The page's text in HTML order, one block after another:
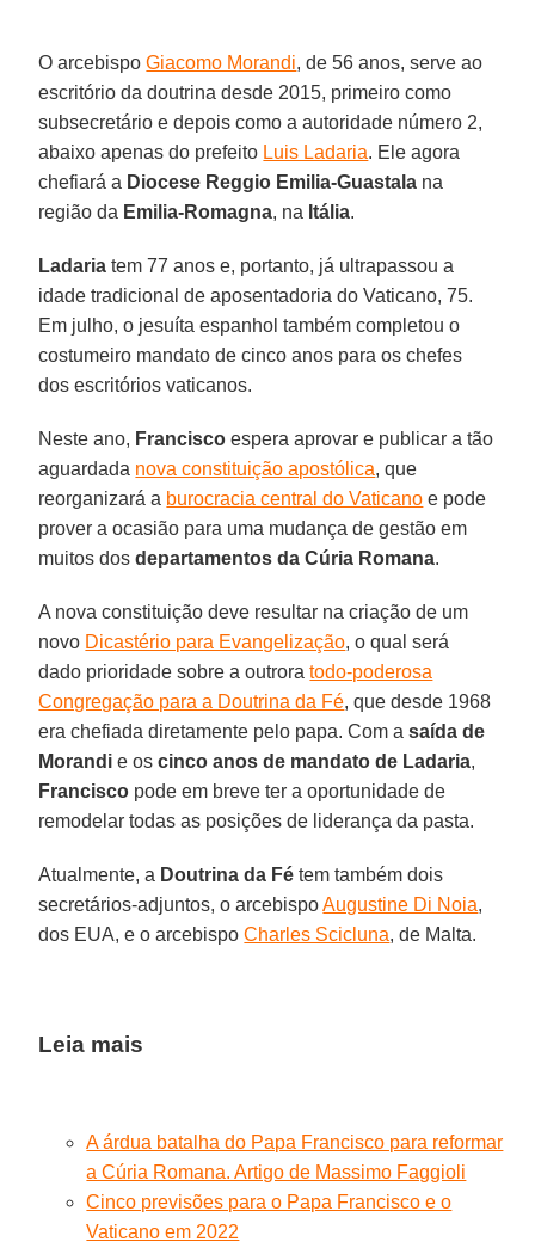
O arcebispoGiacomo Morandi, de 56 anos, serve ao
escritório da doutrina desde 2015, primeiro como
subsecretário e depois como a autoridade número 2,
abaixo apenas do prefeito Luis Ladaria. Ele agora
chefiará a Diocese Reggio Emilia-Guastala na
região da Emilia-Romagna, na Itália.
Ladaria tem 77 anos e, portanto, já ultrapassou a
idade tradicional de aposentadoria do Vaticano, 75.
Em julho, o jesuíta espanhol também completou o
costumeiro mandato de cinco anos para os chefes
dos escritórios vaticanos.
Neste ano, Francisco espera aprovar e publicar a tão
aguardada nova constituição apostólica, que
reorganizará a burocracia central do Vaticano e pode
prover a ocasião para uma mudança de gestão em
muitos dosdepartamentos da Cúria Romana.
A nova constituição deve resultar na criação de um
novo Dicastério para Evangelização, o qual será
dado prioridade sobre a outroratodo-poderosa
Congregação para a Doutrina da Fé, que desde 1968
era chefiada diretamente pelo papa. Com asaída de
Morandi e oscinco anos de mandato de Ladaria,
Francisco pode em breve ter a oportunidade de
remodelar todas as posições de liderança da pasta.
Atualmente, a Doutrina da Fé tem também dois
secretários-adjuntos, o arcebispoAugustine Di Noia,
dos EUA, e o arcebispoCharles Scicluna, de Malta.
Leia mais
A árdua batalha do Papa Francisco para reformar
a Cúria Romana. Artigo de Massimo Faggioli
Cinco previsões para o Papa Francisco e o
Vaticano em 2022